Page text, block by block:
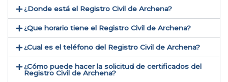
¿Donde está el Registro Civil de Archena​?
¿Que horario tiene el Registro Civil de Archena?
¿Cual es el teléfono del Registro Civil de Archena​?
¿Cómo puede hacer la solicitud de certificados del
Registro Civil de Archena​?